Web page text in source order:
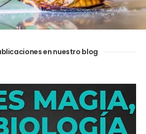
en nuestro blog